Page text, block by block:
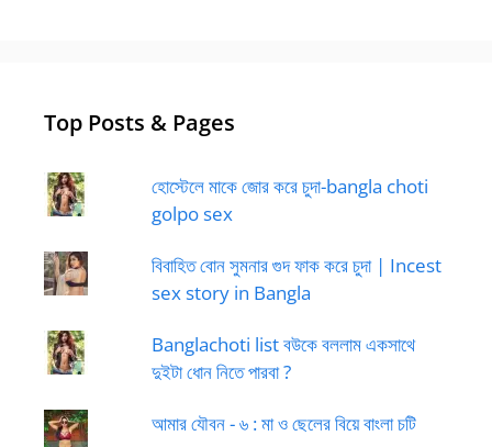
Top Posts & Pages
হোস্টেলে মাকে জোর করে চুদা-bangla choti
golpo sex
বিবাহিত বোন সুমনার গুদ ফাক করে চুদা | Incest
sex story in Bangla
Banglachoti list বউকে বললাম একসাথে
দুইটা ধোন নিতে পারবা ?
আমার যৌবন - ৬ : মা ও ছেলের বিয়ে বাংলা চটি